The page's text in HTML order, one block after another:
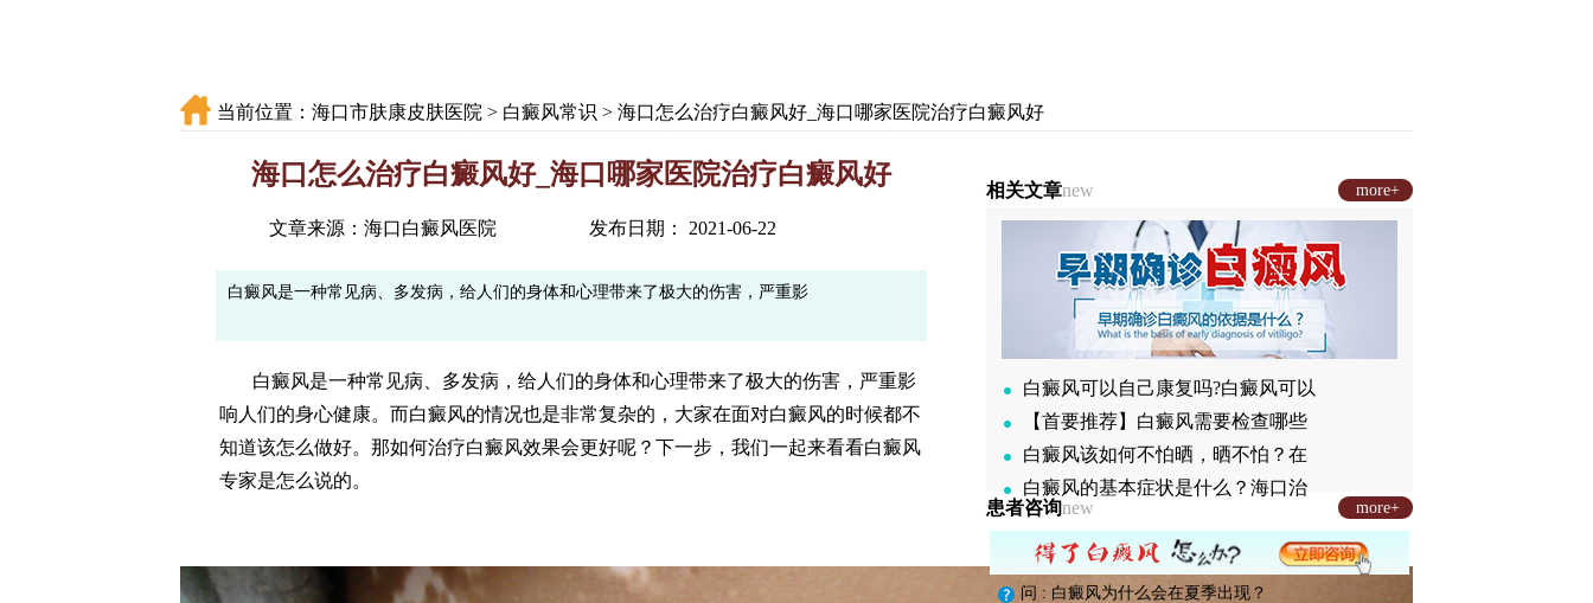
当前位置： 海口市肤康皮肤医院 > 白癜风常识 > 海口怎么治疗白癜风好_海口哪家医院治疗白癜风好
海口怎么治疗白癜风好_海口哪家医院治疗白癜风好
文章来源：海口白癜风医院 发布日期： 2021-06-22
白癜风是一种常见病、多发病，给人们的身体和心理带来了极大的伤害，严重影
白癜风是一种常见病、多发病，给人们的身体和心理带来了极大的伤害，严重影
响人们的身心健康。而白癜风的情况也是非常复杂的，大家在面对白癜风的时候都不
知道该怎么做好。那如何治疗白癜风效果会更好呢？下一步，我们一起来看看白癜风
专家是怎么说的。
相关文章new more+
白癜风可以自己康复吗?白癜风可以
【首要推荐】白癜风需要检查哪些
白癜风该如何不怕晒，晒不怕？在
白癜风的基本症状是什么？海口治
患者咨询new more+
问 : 白癜风为什么会在夏季出现？